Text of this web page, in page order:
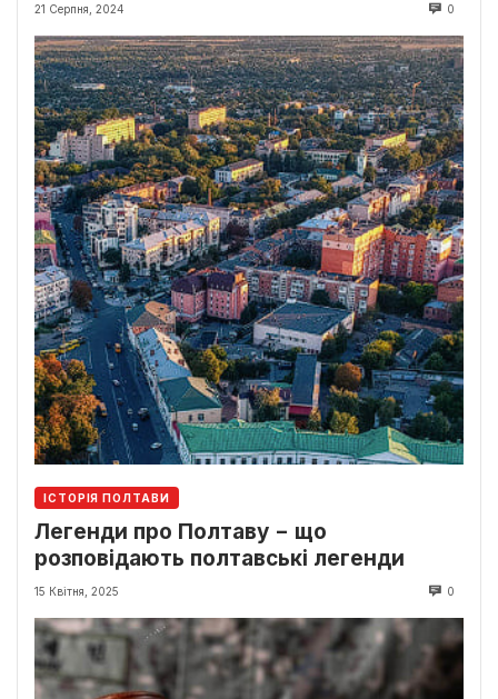
21 Серпня, 2024 0
ІСТОРІЯ ПОЛТАВИ
Легенди про Полтаву − що
розповідають полтавські легенди
15 Квітня, 2025 0